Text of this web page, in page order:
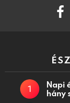
Napi
hány